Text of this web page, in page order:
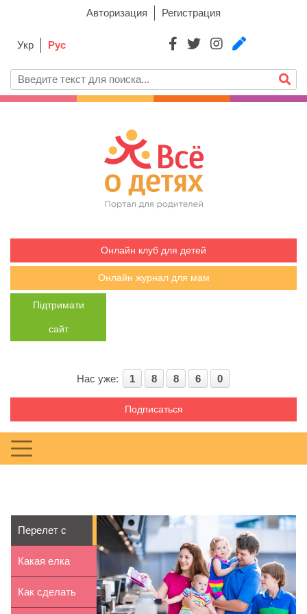
Авторизация Регистрация
Укр Рус
Онлайн клуб для детей
Онлайн журнал для мам
Підтримати
сайт
Нас уже: 1 8 8 6 0
Подписаться
Перелет с
ребенком в
самолете: ...
Какая елка
лучше: живая
Как сделать